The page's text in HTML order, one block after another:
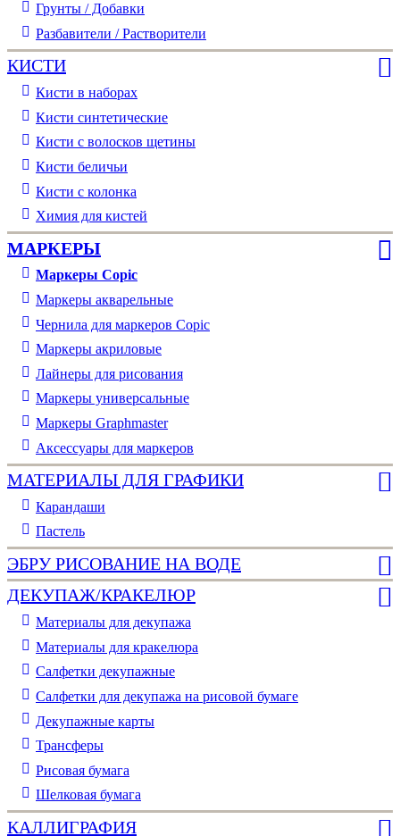
Грунты / Добавки
Разбавители / Растворители
КИСТИ
Кисти в наборах
Кисти синтетические
Кисти с волосков щетины
Кисти беличьи
Кисти с колонка
Химия для кистей
МАРКЕРЫ
Маркеры Copic
Маркеры акварельные
Чернила для маркеров Copic
Маркеры акриловые
Лайнеры для рисования
Маркеры универсальные
Маркеры Graphmaster
Аксессуары для маркеров
МАТЕРИАЛЫ ДЛЯ ГРАФИКИ
Карандаши
Пастель
ЭБРУ РИСОВАНИЕ НА ВОДЕ
ДЕКУПАЖ/КРАКЕЛЮР
Материалы для декупажа
Материалы для кракелюра
Cалфетки декупажные
Салфетки для декупажа на рисовой бумаге
Декупажные карты
Трансферы
Рисовая бумага
Шелковая бумага
КАЛЛИГРАФИЯ